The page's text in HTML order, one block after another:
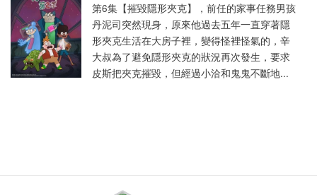
第6集【摧毀隱形夾克】，前任的家事任務男孩
丹泥司突然現身，原來他過去五年一直穿著隱
形夾克生活在大房子裡，變得怪裡怪氣的，辛
大叔為了避免隱形夾克的狀況再次發生，要求
皮斯把夾克摧毀，但經過小洽和鬼鬼不斷地...